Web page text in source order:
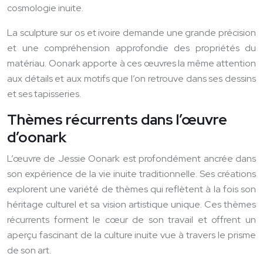
cosmologie inuite.
La sculpture sur os et ivoire demande une grande précision
et une compréhension approfondie des propriétés du
matériau. Oonark apporte à ces œuvres la même attention
aux détails et aux motifs que l’on retrouve dans ses dessins
et ses tapisseries.
Thèmes récurrents dans l’œuvre
d’oonark
L’œuvre de Jessie Oonark est profondément ancrée dans
son expérience de la vie inuite traditionnelle. Ses créations
explorent une variété de thèmes qui reflètent à la fois son
héritage culturel et sa vision artistique unique. Ces thèmes
récurrents forment le cœur de son travail et offrent un
aperçu fascinant de la culture inuite vue à travers le prisme
de son art.